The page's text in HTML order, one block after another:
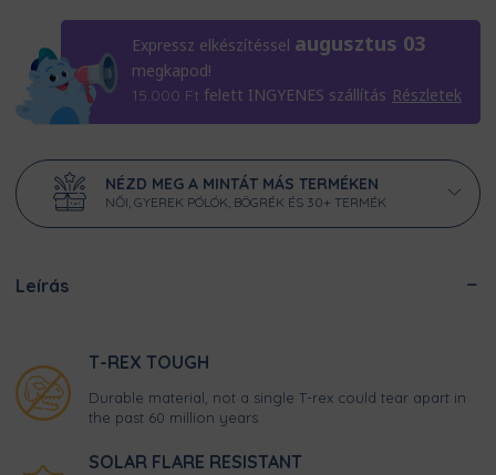
Expressz elkészítéssel augusztus 03
megkapod!
15.000 Ft felett INGYENES szállítás Részletek
NÉZD MEG A MINTÁT MÁS TERMÉKEN
NŐI, GYEREK PÓLÓK, BÖGRÉK ÉS 30+ TERMÉK
Leírás
T-REX TOUGH
Durable material, not a single T-rex could tear apart in
the past 60 million years
SOLAR FLARE RESISTANT